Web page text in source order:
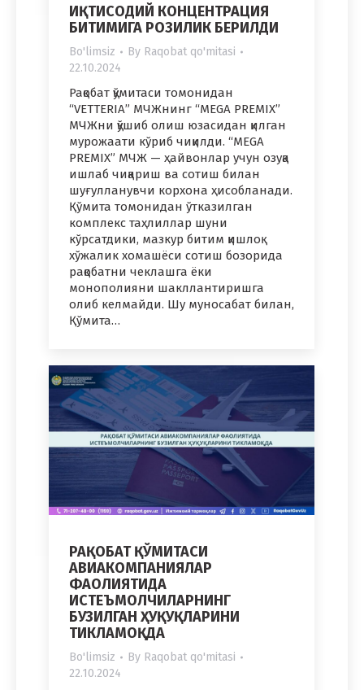
ИҚТИСОДИЙ КОНЦЕНТРАЦИЯ
БИТИМИГА РОЗИЛИК БЕРИЛДИ
Bo'limsiz By Raqobat qo'mitasi
22.10.2024
Рақобат қўмитаси томонидан
“VETTERIA” МЧЖнинг “MEGA PREMIX”
МЧЖни қўшиб олиш юзасидан қилган
мурожаати кўриб чиқилди. “MEGA
PREMIX” МЧЖ — ҳайвонлар учун озуқа
ишлаб чиқариш ва сотиш билан
шуғулланувчи корхона ҳисобланади.
Қўмита томонидан ўтказилган
комплекс таҳлиллар шуни
кўрсатдики, мазкур битим қишлоқ
хўжалик хомашёси сотиш бозорида
рақобатни чеклашга ёки
монополияни шакллантиришга
олиб келмайди. Шу муносабат билан,
Қўмита…
РАҚОБАТ ҚЎМИТАСИ
АВИАКОМПАНИЯЛАР
ФАОЛИЯТИДА
ИСТЕЪМОЛЧИЛАРНИНГ
БУЗИЛГАН ҲУҚУҚЛАРИНИ
ТИКЛАМОҚДА
Bo'limsiz By Raqobat qo'mitasi
22.10.2024